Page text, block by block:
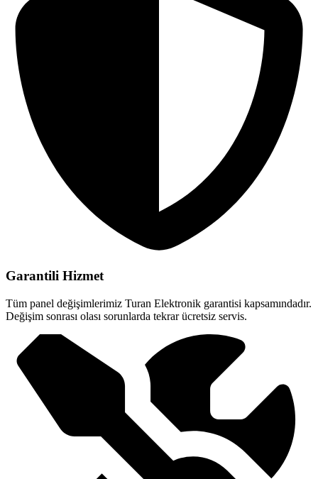
Garantili Hizmet
Tüm panel değişimlerimiz Turan Elektronik garantisi kapsamındadır.
Değişim sonrası olası sorunlarda tekrar ücretsiz servis.